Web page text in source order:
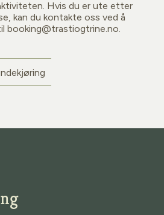
Hvis du er ute etter
kan du kontakte oss ved å
booking@trastiogtrine.no.